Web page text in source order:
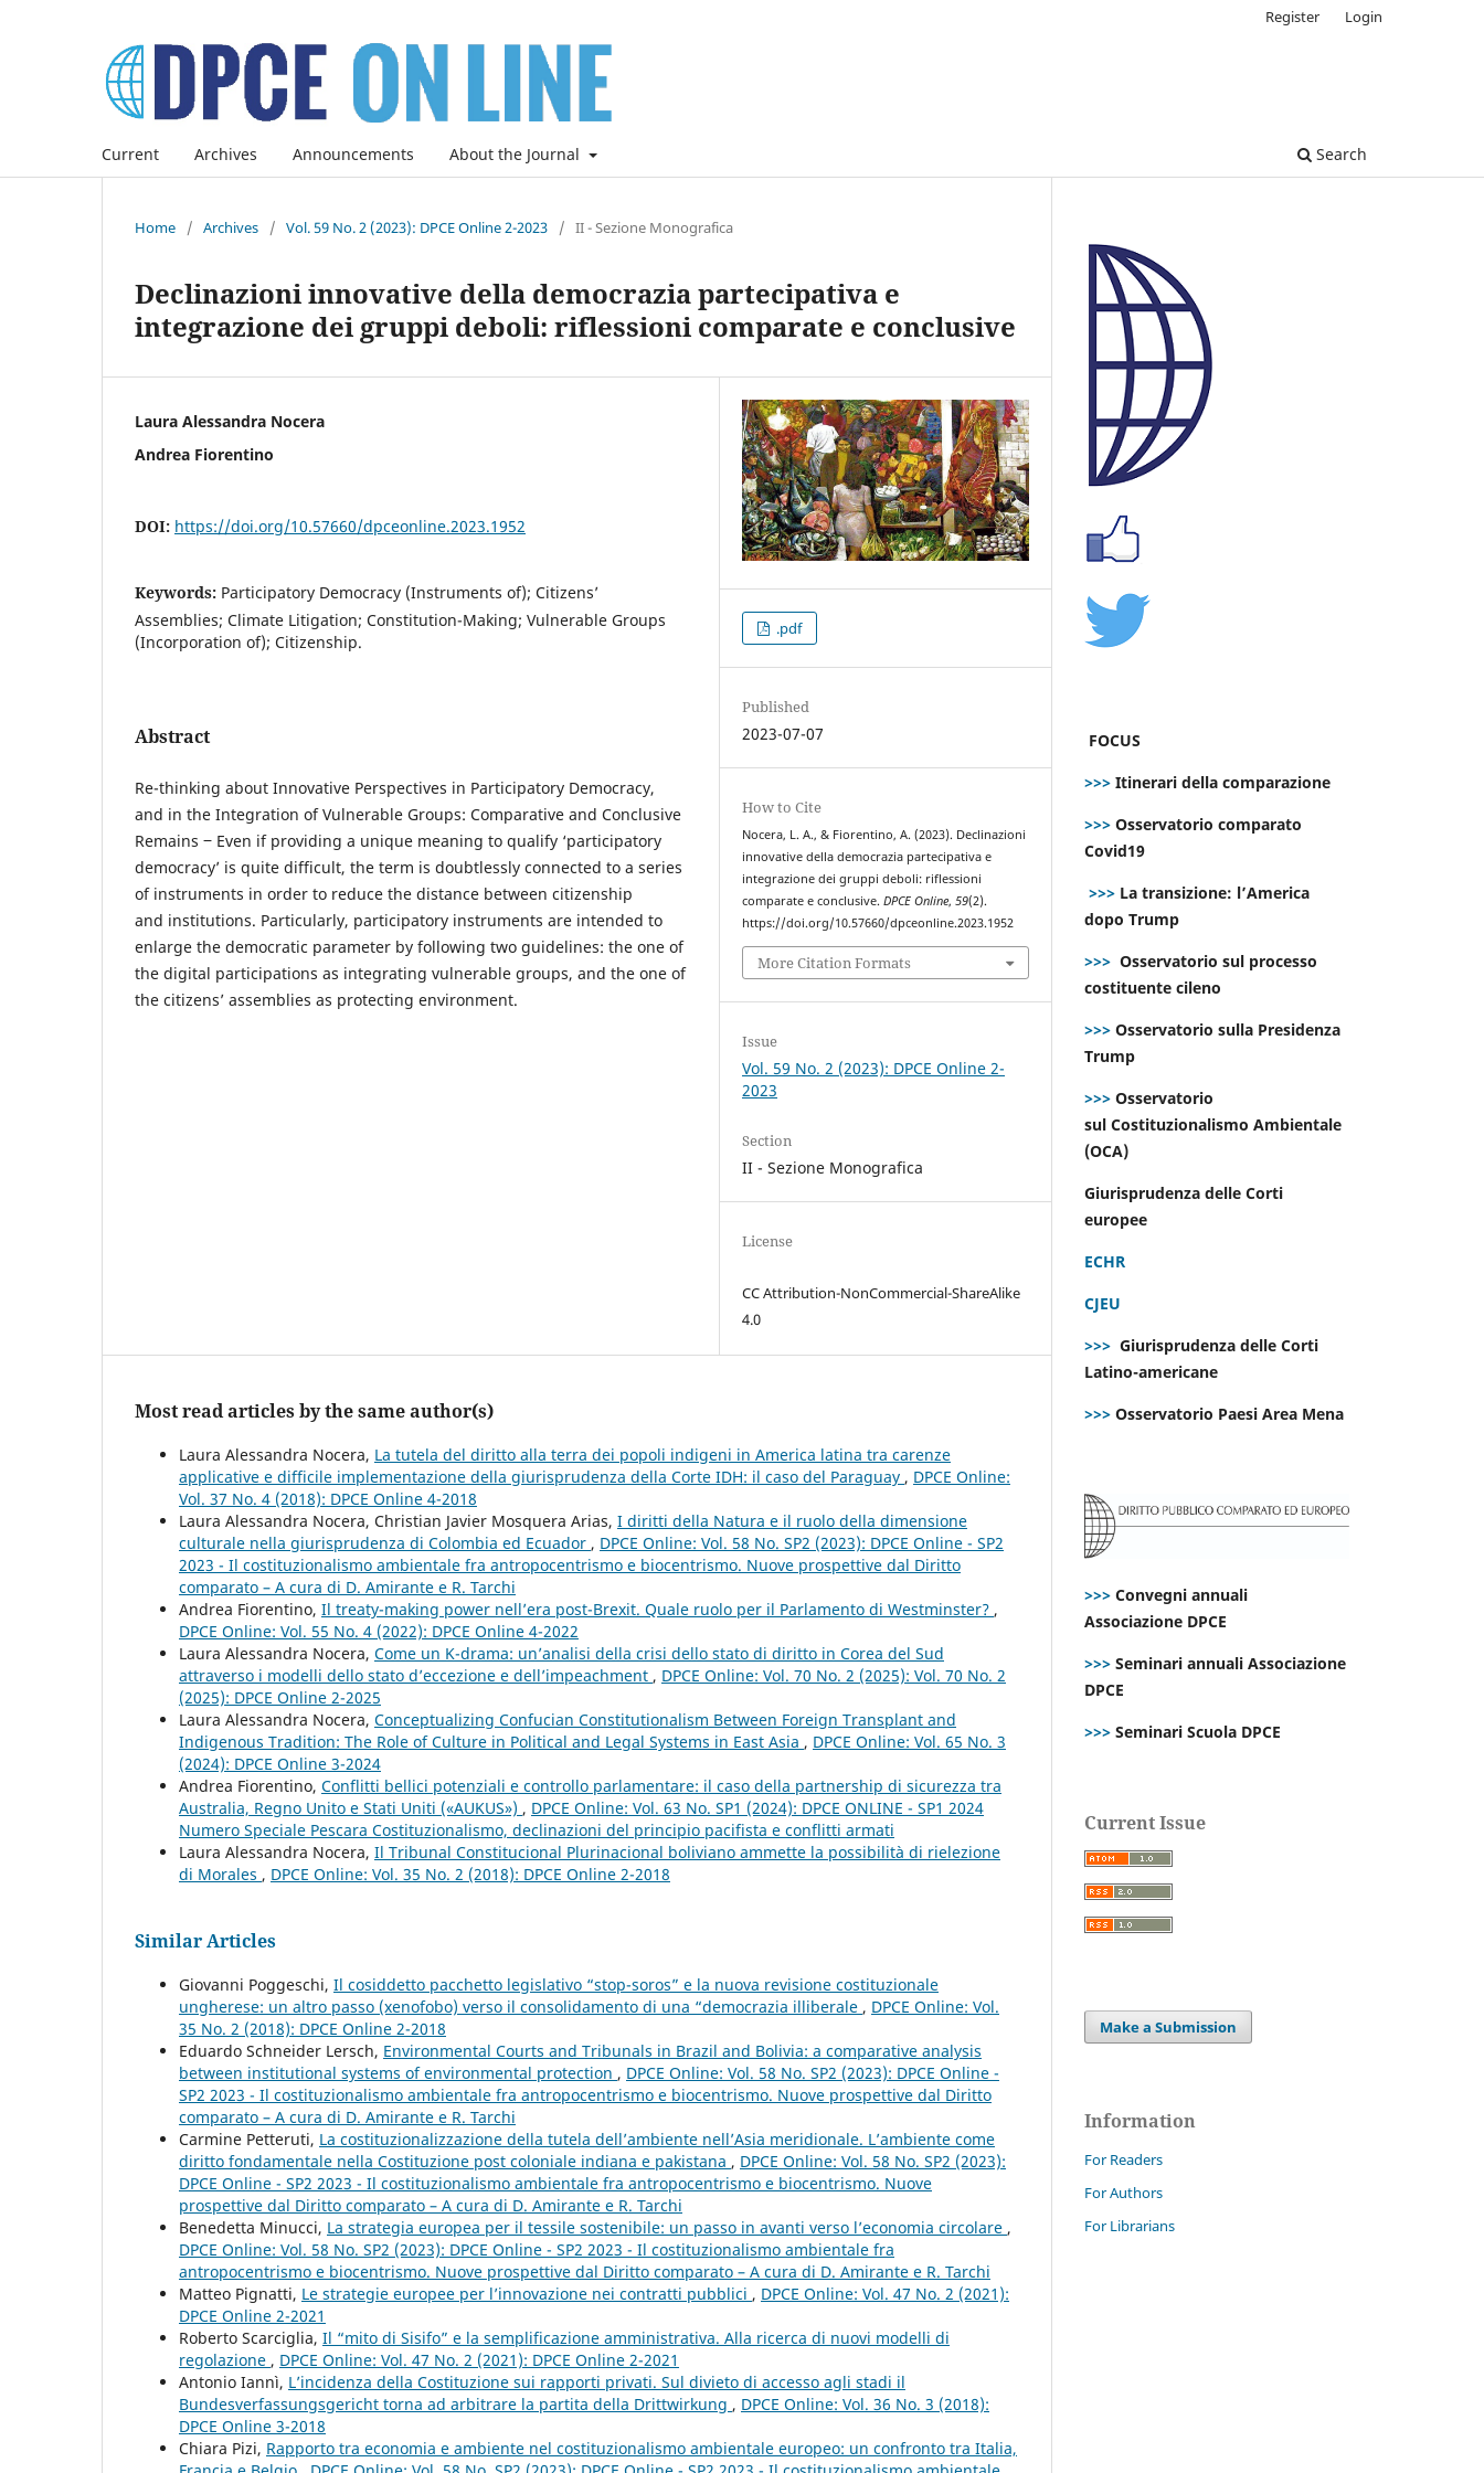
Current Archives Announcements About the Journal Search
Register Login
Home / Archives / Vol. 59 No. 2 (2023): DPCE Online 2-2023 / II - Sezione Monografica
Declinazioni innovative della democrazia partecipativa e
integrazione dei gruppi deboli: riflessioni comparate e conclusive
Laura Alessandra Nocera
Andrea Fiorentino
DOI: https://doi.org/10.57660/dpceonline.2023.1952
Keywords: Participatory Democracy (Instruments of); Citizens’
Assemblies; Climate Litigation; Constitution-Making; Vulnerable Groups
(Incorporation of); Citizenship.
Abstract
Re-thinking about Innovative Perspectives in Participatory Democracy,
and in the Integration of Vulnerable Groups: Comparative and Conclusive
Remains ‒ Even if providing a unique meaning to qualify ‘participatory
democracy’ is quite difficult, the term is doubtlessly connected to a series
of instruments in order to reduce the distance between citizenship
and institutions. Particularly, participatory instruments are intended to
enlarge the democratic parameter by following two guidelines: the one of
the digital participations as integrating vulnerable groups, and the one of
the citizens’ assemblies as protecting environment.
.pdf
Published
2023-07-07
How to Cite
Nocera, L. A., & Fiorentino, A. (2023). Declinazioni
innovative della democrazia partecipativa e
integrazione dei gruppi deboli: riflessioni
comparate e conclusive.DPCE Online,59(2).
https://doi.org/10.57660/dpceonline.2023.1952
More Citation Formats
Issue
Vol. 59 No. 2 (2023): DPCE Online 2-
2023
Section
II - Sezione Monografica
License
CC Attribution-NonCommercial-ShareAlike
4.0
Most read articles by the same author(s)
Laura Alessandra Nocera, La tutela del diritto alla terra dei popoli indigeni in America latina tra carenze
applicative e difficile implementazione della giurisprudenza della Corte IDH: il caso del Paraguay , DPCE Online:
Vol. 37 No. 4 (2018): DPCE Online 4-2018
Laura Alessandra Nocera, Christian Javier Mosquera Arias, I diritti della Natura e il ruolo della dimensione
culturale nella giurisprudenza di Colombia ed Ecuador , DPCE Online: Vol. 58 No. SP2 (2023): DPCE Online - SP2
2023 - Il costituzionalismo ambientale fra antropocentrismo e biocentrismo. Nuove prospettive dal Diritto
comparato – A cura di D. Amirante e R. Tarchi
Andrea Fiorentino, Il treaty-making power nell’era post-Brexit. Quale ruolo per il Parlamento di Westminster? ,
DPCE Online: Vol. 55 No. 4 (2022): DPCE Online 4-2022
Laura Alessandra Nocera, Come un K-drama: un’analisi della crisi dello stato di diritto in Corea del Sud
attraverso i modelli dello stato d’eccezione e dell’impeachment , DPCE Online: Vol. 70 No. 2 (2025): Vol. 70 No. 2
(2025): DPCE Online 2-2025
Laura Alessandra Nocera, Conceptualizing Confucian Constitutionalism Between Foreign Transplant and
Indigenous Tradition: The Role of Culture in Political and Legal Systems in East Asia , DPCE Online: Vol. 65 No. 3
(2024): DPCE Online 3-2024
Andrea Fiorentino, Conflitti bellici potenziali e controllo parlamentare: il caso della partnership di sicurezza tra
Australia, Regno Unito e Stati Uniti («AUKUS») , DPCE Online: Vol. 63 No. SP1 (2024): DPCE ONLINE - SP1 2024
Numero Speciale Pescara Costituzionalismo, declinazioni del principio pacifista e conflitti armati
Laura Alessandra Nocera, Il Tribunal Constitucional Plurinacional boliviano ammette la possibilità di rielezione
di Morales , DPCE Online: Vol. 35 No. 2 (2018): DPCE Online 2-2018
Similar Articles
Giovanni Poggeschi, Il cosiddetto pacchetto legislativo “stop-soros” e la nuova revisione costituzionale
ungherese: un altro passo (xenofobo) verso il consolidamento di una “democrazia illiberale , DPCE Online: Vol.
35 No. 2 (2018): DPCE Online 2-2018
Eduardo Schneider Lersch, Environmental Courts and Tribunals in Brazil and Bolivia: a comparative analysis
between institutional systems of environmental protection , DPCE Online: Vol. 58 No. SP2 (2023): DPCE Online -
SP2 2023 - Il costituzionalismo ambientale fra antropocentrismo e biocentrismo. Nuove prospettive dal Diritto
comparato – A cura di D. Amirante e R. Tarchi
Carmine Petteruti, La costituzionalizzazione della tutela dell’ambiente nell’Asia meridionale. L’ambiente come
diritto fondamentale nella Costituzione post coloniale indiana e pakistana , DPCE Online: Vol. 58 No. SP2 (2023):
DPCE Online - SP2 2023 - Il costituzionalismo ambientale fra antropocentrismo e biocentrismo. Nuove
prospettive dal Diritto comparato – A cura di D. Amirante e R. Tarchi
Benedetta Minucci, La strategia europea per il tessile sostenibile: un passo in avanti verso l’economia circolare ,
DPCE Online: Vol. 58 No. SP2 (2023): DPCE Online - SP2 2023 - Il costituzionalismo ambientale fra
antropocentrismo e biocentrismo. Nuove prospettive dal Diritto comparato – A cura di D. Amirante e R. Tarchi
Matteo Pignatti, Le strategie europee per l’innovazione nei contratti pubblici , DPCE Online: Vol. 47 No. 2 (2021):
DPCE Online 2-2021
Roberto Scarciglia, Il “mito di Sisifo” e la semplificazione amministrativa. Alla ricerca di nuovi modelli di
regolazione , DPCE Online: Vol. 47 No. 2 (2021): DPCE Online 2-2021
Antonio Iannì, L’incidenza della Costituzione sui rapporti privati. Sul divieto di accesso agli stadi il
Bundesverfassungsgericht torna ad arbitrare la partita della Drittwirkung , DPCE Online: Vol. 36 No. 3 (2018):
DPCE Online 3-2018
Chiara Pizi, Rapporto tra economia e ambiente nel costituzionalismo ambientale europeo: un confronto tra Italia,
FOCUS
>>> Itinerari della comparazione
>>> Osservatorio comparato
Covid19
>>> La transizione: l’America
dopo Trump
>>> Osservatorio sul processo
costituente cileno
>>> Osservatorio sulla Presidenza
Trump
>>> Osservatorio
sul Costituzionalismo Ambientale
(OCA)
Giurisprudenza delle Corti
europee
ECHR
CJEU
>>> Giurisprudenza delle Corti
Latino-americane
>>> Osservatorio Paesi Area Mena
>>> Convegni annuali
Associazione DPCE
>>> Seminari annuali Associazione
DPCE
>>> Seminari Scuola DPCE
Current Issue
Make a Submission
Information
For Readers
For Authors
For Librarians